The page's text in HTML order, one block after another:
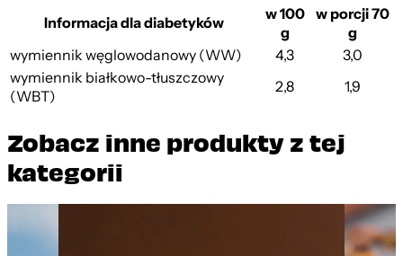
Informacja dla diabetyków
w 100
g
w porcji 70
g
wymiennik węglowodanowy (WW)
4,3
3,0
wymiennik białkowo-tłuszczowy
(WBT)
2,8 1,9
Zobacz inne produkty z tej
kategorii